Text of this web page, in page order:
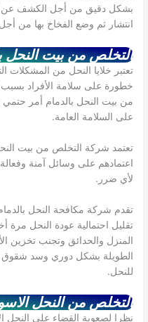
بشكل دقيق من أجل الكشف عن
انتشار ثم وضع الفخاخ بها من
التخلص من بيت النحل
تعتبر خلايا النحل من المشكلات
خطورة على سلامة الأفراد بسبب
من بيت النحل بالدمام أمر
على السلامة العامة.
تعتمد شركة التخلص من بيت
اعتمادهم على وسائل آمنة
لأي ضرر.
تقدم شركة مكافحة النحل
تقليل احتمالية عودة النحل
المنزل والحدائق وتجنب تخزين
الطويلة بشكل دوري وسد شقوق
للنحل.
التخلص من النحل
نظرا لصعوبة القضاء على النحل